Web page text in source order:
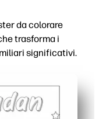
da colorare
trasforma i
significativi.
durante il Ramadan,
la creatività, ottimo per